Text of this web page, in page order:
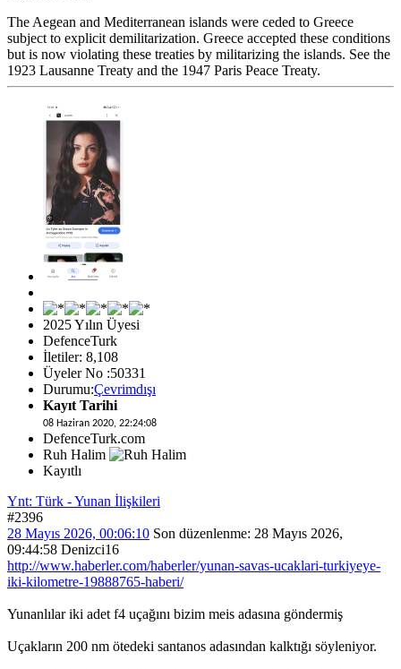
The Aegean and Mediterranean islands were ceded to Greece
subject to explicit demilitarization. Greece accepted these conditions
but is now violating these treaties by militarizing the islands. See the
1923 Lausanne Treaty and the 1947 Paris Peace Treaty.
2025 Yılın Üyesi
DefenceTurk
İletiler: 8,108
Üyeler No :50331
Durumu:Çevrimdışı
Kayıt Tarihi
08 Haziran 2020, 22:24:08
DefenceTurk.com
Ruh Halim
Kayıtlı
Ynt: Türk - Yunan İlişkileri
#2396
28 Mayıs 2026, 00:06:10 Son düzenlenme: 28 Mayıs 2026,
09:44:58 Denizci16
http://www.haberler.com/haberler/yunan-savas-ucaklari-turkiyeye-
iki-kilometre-19888765-haberi/
Yunanlılar iki adet f4 uçağını bizim meis adasına göndermiş
Uçakların 200 nm ötedeki santanos adasından kalktığı söyleniyor.